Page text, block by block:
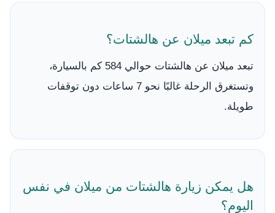
كم تبعد ميلان عن هالشتات؟
تبعد ميلان عن هالشتات حوالي 584 كم بالسيارة،
وتستغرق الرحلة غالبًا نحو 7 ساعات دون توقفات
طويلة.
هل يمكن زيارة هالشتات من ميلان في نفس
اليوم؟